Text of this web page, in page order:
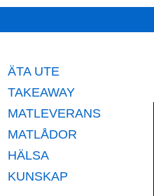
ÄTA UTE
TAKEAWAY
MATLEVERANS
MATLÅDOR
HÄLSA
KUNSKAP